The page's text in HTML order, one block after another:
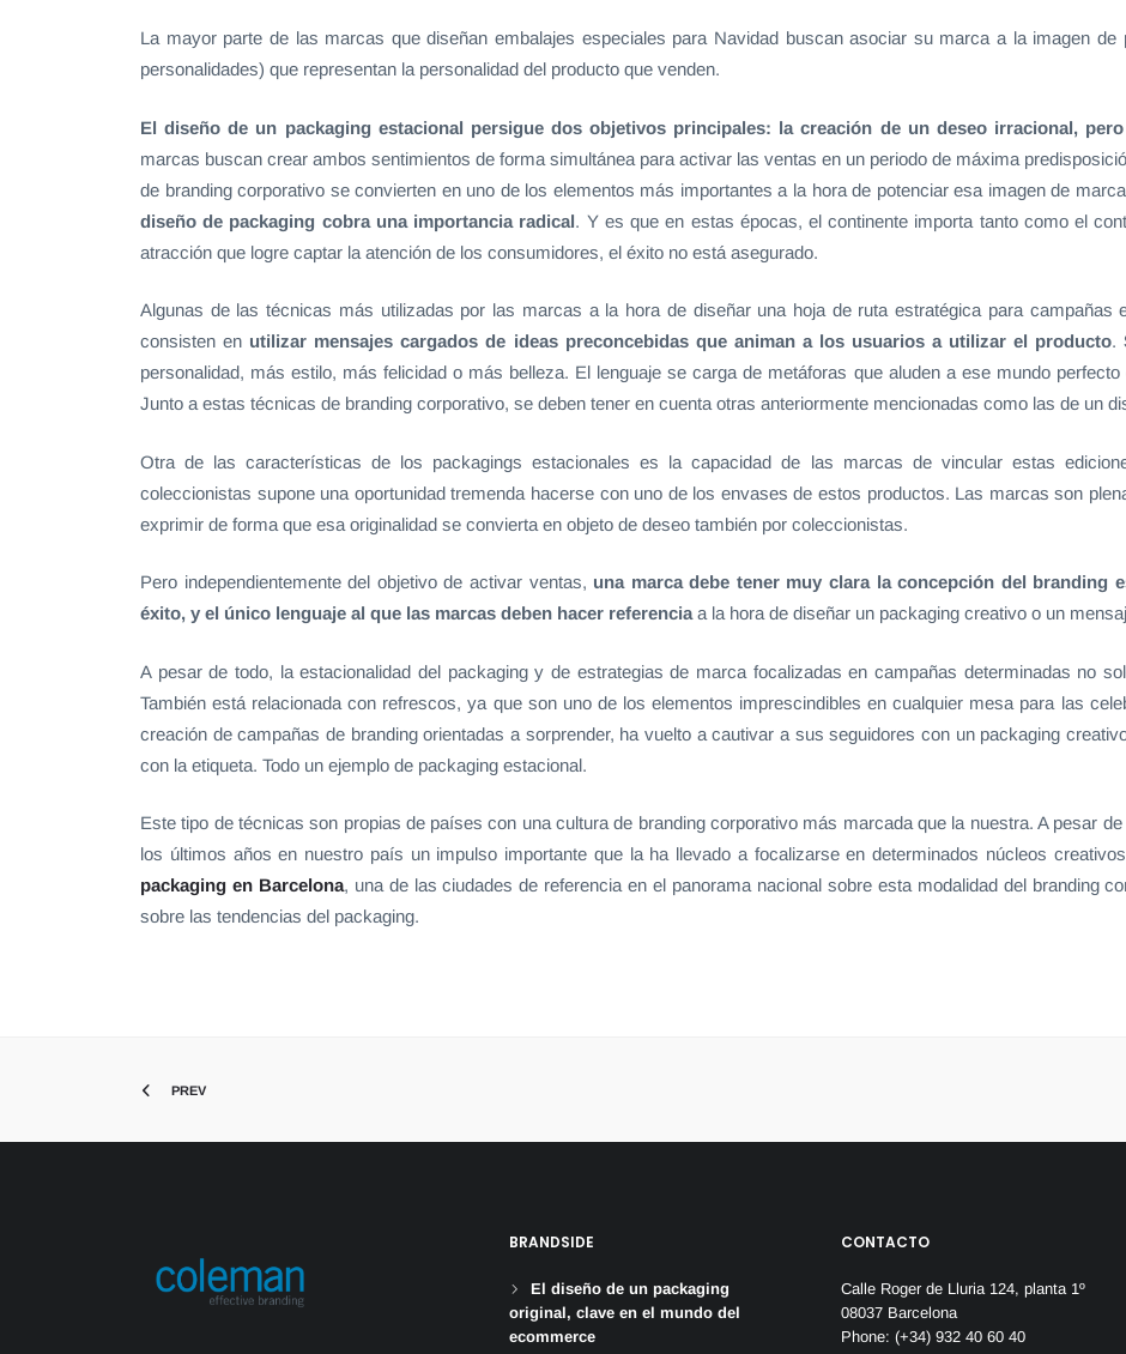
La mayor parte de las marcas que diseñan embalajes especiales para Navidad buscan asociar su marca a la imagen
personalidades) que representan la personalidad del producto que venden.
El diseño de un packaging estacional persigue dos objetivos principales: la creación de un deseo irracional,
marcas buscan crear ambos sentimientos de forma simultánea para activar las ventas en un periodo de máxima
de branding corporativo se convierten en uno de los elementos más importantes a la hora de potenciar esa imagen de
diseño de packaging cobra una importancia radical. Y es que en estas épocas, el continente importa tanto como el
atracción que logre captar la atención de los consumidores, el éxito no está asegurado.
Algunas de las técnicas más utilizadas por las marcas a la hora de diseñar una hoja de ruta estratégica para campañas
consisten en utilizar mensajes cargados de ideas preconcebidas que animan a los usuarios a utilizar el producto.
personalidad, más estilo, más felicidad o más belleza. El lenguaje se carga de metáforas que aluden a ese mundo
Junto a estas técnicas de branding corporativo, se deben tener en cuenta otras anteriormente mencionadas como las de un
Otra de las características de los packagings estacionales es la capacidad de las marcas de vincular estas
coleccionistas supone una oportunidad tremenda hacerse con uno de los envases de estos productos. Las marcas son
exprimir de forma que esa originalidad se convierta en objeto de deseo también por coleccionistas.
Pero independientemente del objetivo de activar ventas, una marca debe tener muy clara la concepción del branding
éxito, y el único lenguaje al que las marcas deben hacer referencia a la hora de diseñar un packaging creativo o un
A pesar de todo, la estacionalidad del packaging y de estrategias de marca focalizadas en campañas determinadas no
También está relacionada con refrescos, ya que son uno de los elementos imprescindibles en cualquier mesa para las
creación de campañas de branding orientadas a sorprender, ha vuelto a cautivar a sus seguidores con un packaging
con la etiqueta. Todo un ejemplo de packaging estacional.
Este tipo de técnicas son propias de países con una cultura de branding corporativo más marcada que la nuestra. A pesar
los últimos años en nuestro país un impulso importante que la ha llevado a focalizarse en determinados núcleos
packaging en Barcelona, una de las ciudades de referencia en el panorama nacional sobre esta modalidad del branding
sobre las tendencias del packaging.
PREV
BRANDSIDE
El diseño de un packaging
original, clave en el mundo del
ecommerce
CONTACTO
Calle Roger de Lluria 124, planta 1º
08037 Barcelona
Phone: (+34) 932 40 60 40